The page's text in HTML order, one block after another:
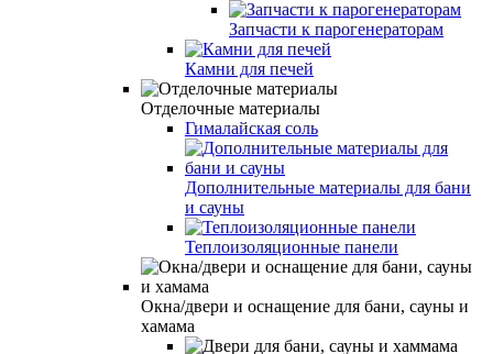
Запчасти к парогенераторам
Камни для печей
Отделочные материалы
Гималайская соль
Дополнительные материалы для бани
и сауны
Теплоизоляционные панели
Окна/двери и оснащение для бани, сауны и
хамама